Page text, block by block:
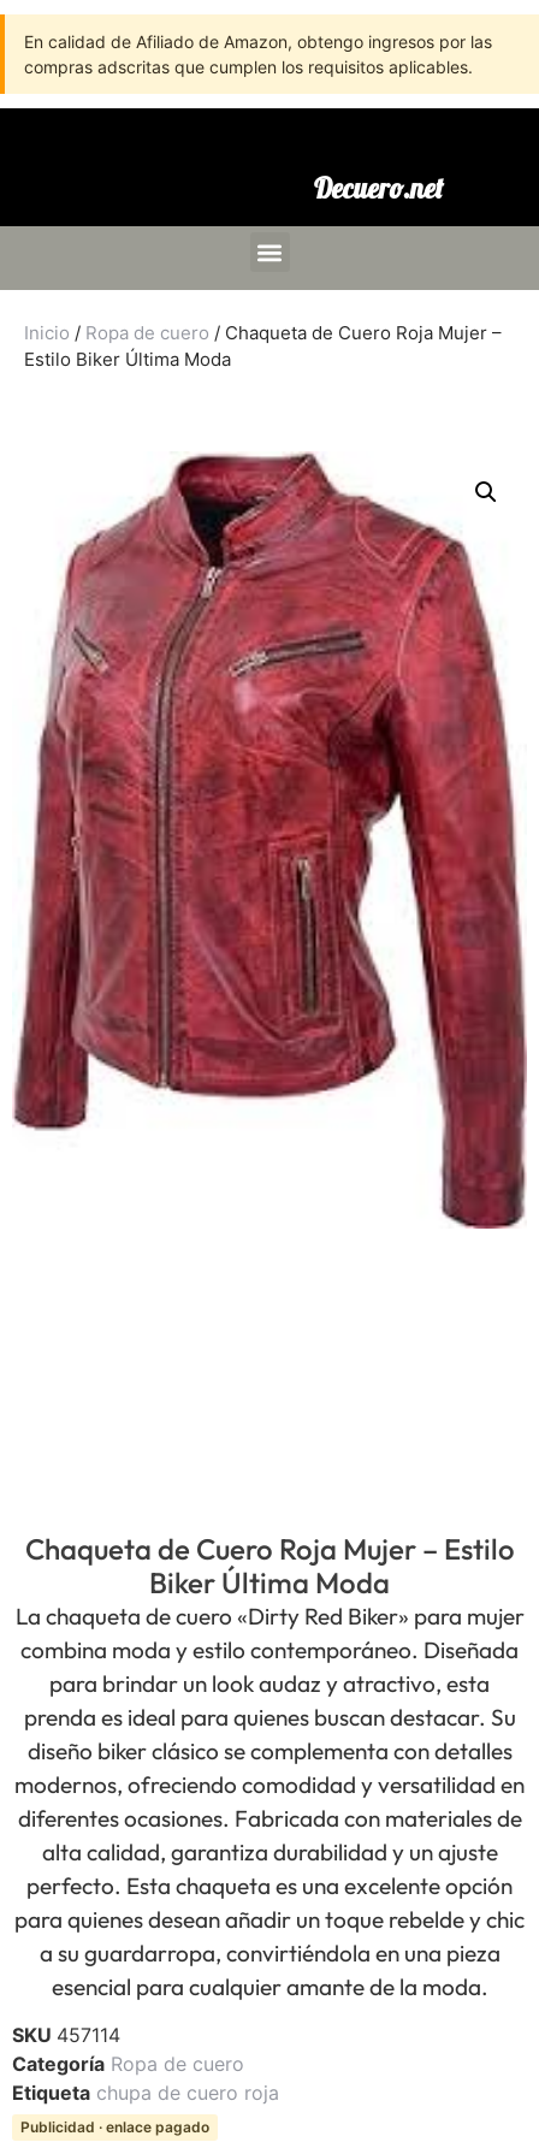
En calidad de Afiliado de Amazon, obtengo ingresos por las
compras adscritas que cumplen los requisitos aplicables.
Decuero.net
Inicio / Ropa de cuero / Chaqueta de Cuero Roja Mujer –
Estilo Biker Última Moda
Chaqueta de Cuero Roja Mujer – Estilo
Biker Última Moda
La chaqueta de cuero «Dirty Red Biker» para mujer
combina moda y estilo contemporáneo. Diseñada
para brindar un look audaz y atractivo, esta
prenda es ideal para quienes buscan destacar. Su
diseño biker clásico se complementa con detalles
modernos, ofreciendo comodidad y versatilidad en
diferentes ocasiones. Fabricada con materiales de
alta calidad, garantiza durabilidad y un ajuste
perfecto. Esta chaqueta es una excelente opción
para quienes desean añadir un toque rebelde y chic
a su guardarropa, convirtiéndola en una pieza
esencial para cualquier amante de la moda.
SKU 457114
Categoría Ropa de cuero
Etiqueta chupa de cuero roja
Publicidad · enlace pagado